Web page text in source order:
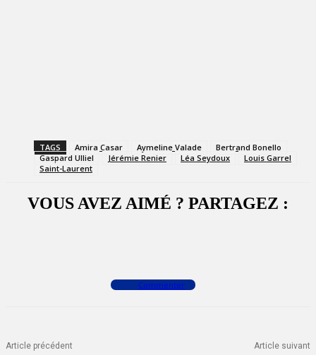
TAGS Amira Casar Aymeline Valade
Bertrand Bonello
Gaspard Ulliel
Jérémie Renier Léa Seydoux
Louis Garrel
Saint-Laurent
VOUS AVEZ AIMÉ ? PARTAGEZ :
Commenter
Article précédent Article suivant